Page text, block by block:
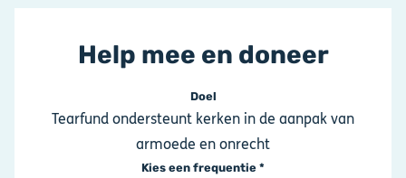
Help mee en doneer
Doel
Tearfund ondersteunt kerken in de aanpak van
armoede en onrecht
Kies een frequentie